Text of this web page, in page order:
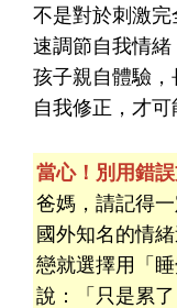
不是對於刺激
速調節自我情
孩子親自體驗
自我修正，才可
當心！別用錯
爸媽，請記得
國外知名的情
戀就選擇用「
說：「只是累了